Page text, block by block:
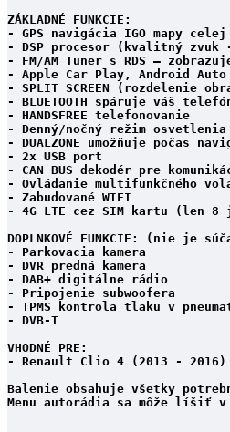
ZÁKLADNÉ FUNKCIE:
- GPS navigácia IGO mapy celej
- DSP procesor (kvalitný zvuk
- FM/AM Tuner s RDS –
- Apple Car Play, Android
- SPLIT SCREEN (rozdelenie
- BLUETOOTH spáruje váš
- HANDSFREE telefonovanie
- Denný/nočný režim osvetlenia
- DUALZONE umožňuje počas
- 2x USB port
- CAN BUS dekodér pre
- Ovládanie multifunkčného
- Zabudované WIFI
- 4G LTE cez SIM kartu (len 8
DOPLNKOVÉ FUNKCIE: (nie je
- Parkovacia kamera
- DVR predná kamera
- DAB+ digitálne rádio
- Pripojenie subwoofera
- TPMS kontrola tlaku v
- DVB-T
VHODNÉ PRE:
- Renault Clio 4 (2013 - 2016)
Balenie obsahuje všetky
Menu autorádia sa môže líšiť